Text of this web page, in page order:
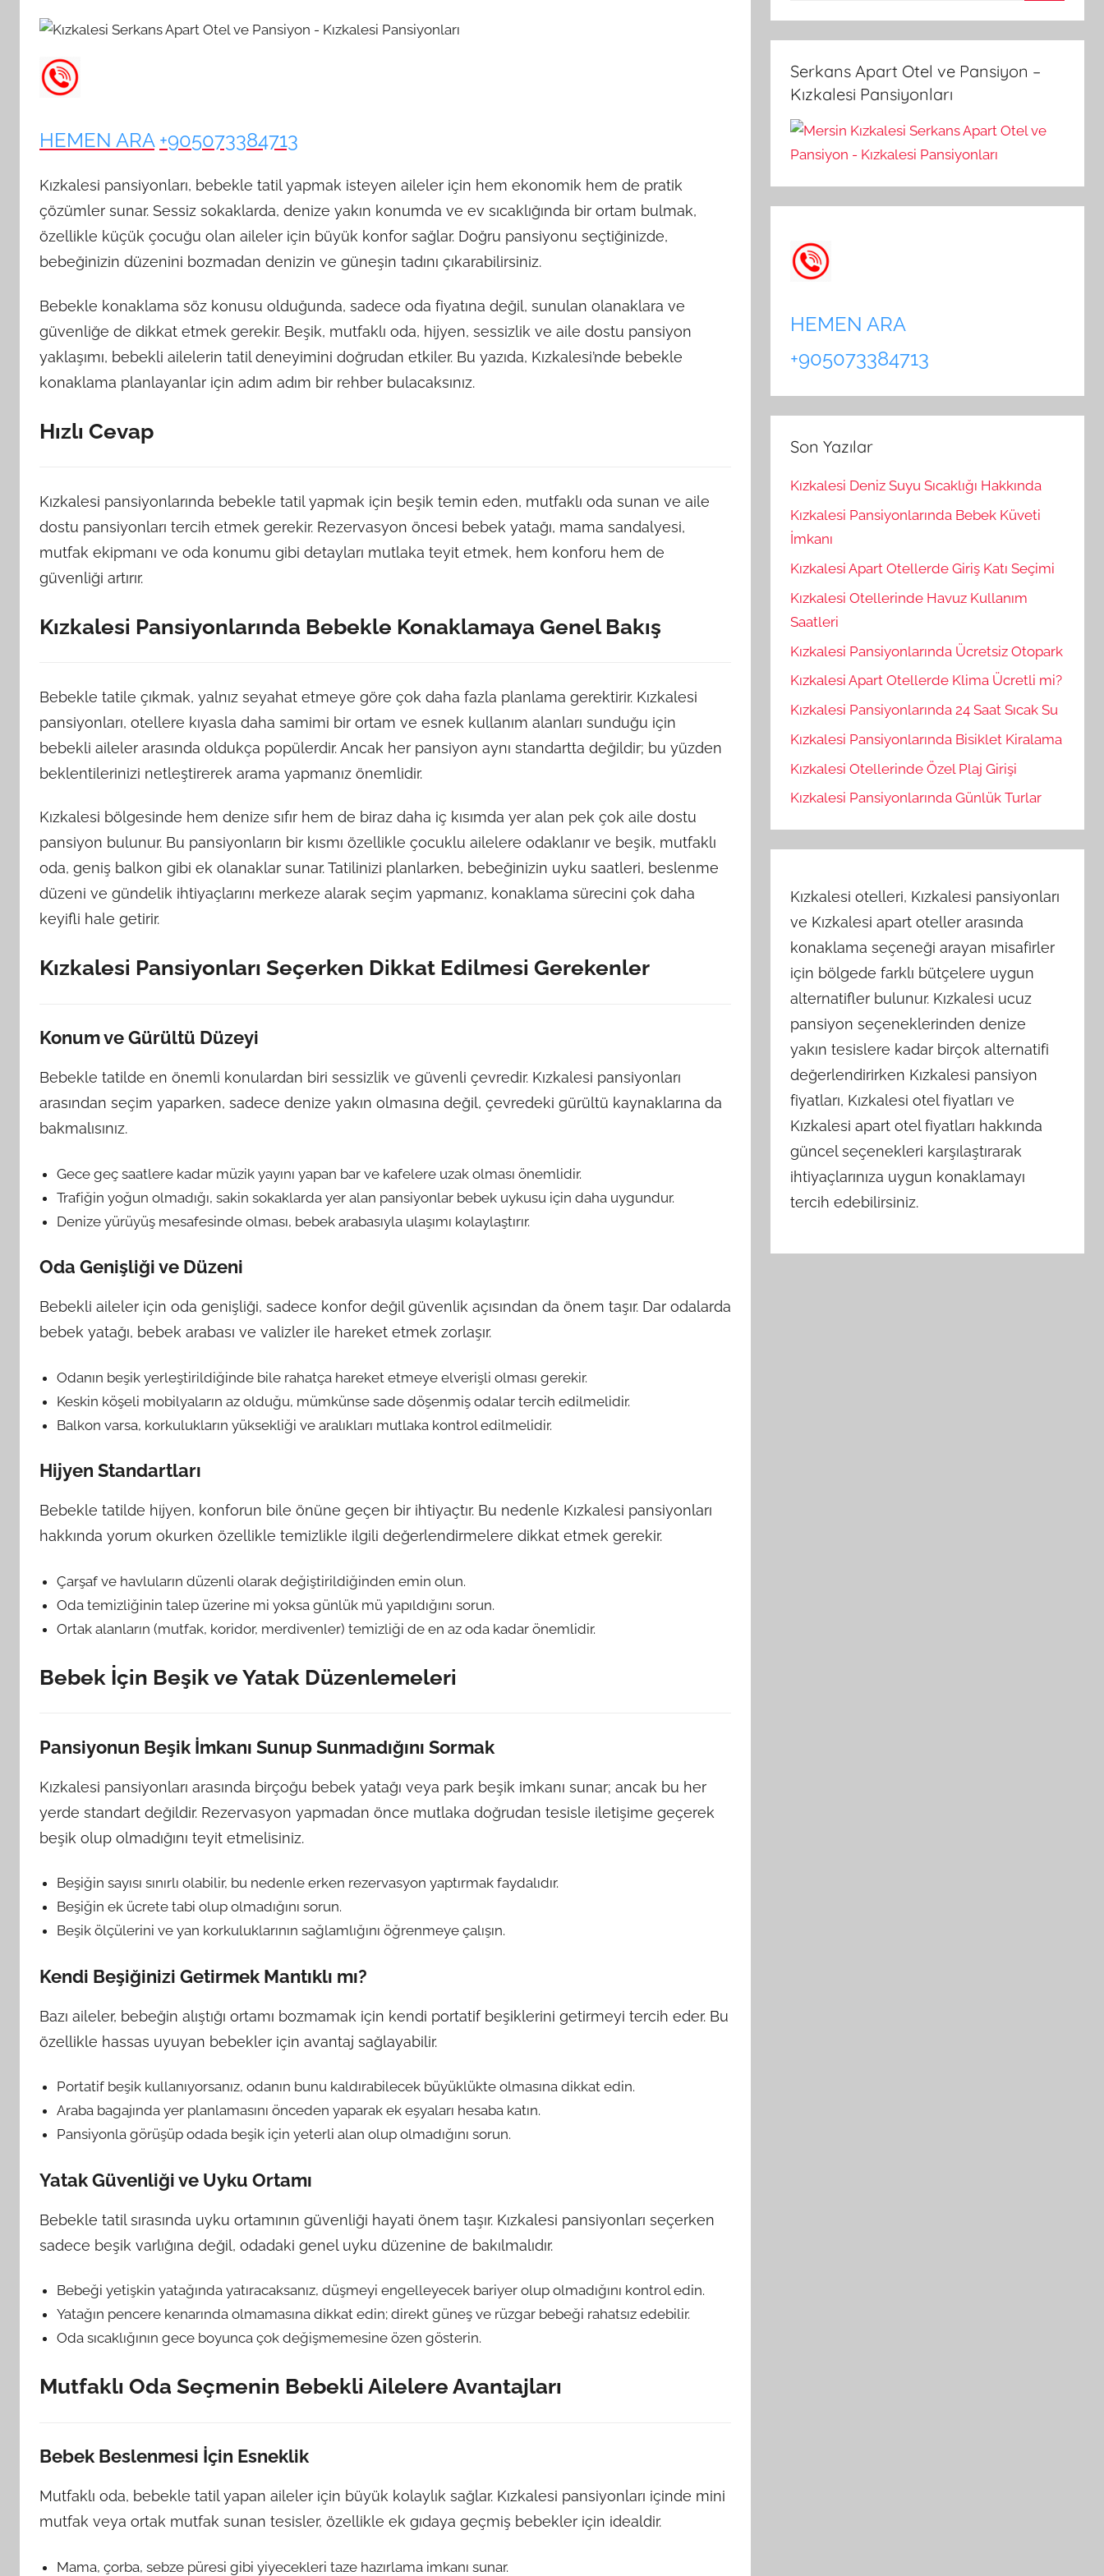
HEMEN ARA +905073384713
Kızkalesi pansiyonları, bebekle tatil yapmak isteyen aileler için hem ekonomik hem de pratik
çözümler sunar. Sessiz sokaklarda, denize yakın konumda ve ev sıcaklığında bir ortam bulmak,
özellikle küçük çocuğu olan aileler için büyük konfor sağlar. Doğru pansiyonu seçtiğinizde,
bebeğinizin düzenini bozmadan denizin ve güneşin tadını çıkarabilirsiniz.
Bebekle konaklama söz konusu olduğunda, sadece oda fiyatına değil, sunulan olanaklara ve
güvenliğe de dikkat etmek gerekir. Beşik, mutfaklı oda, hijyen, sessizlik ve aile dostu pansiyon
yaklaşımı, bebekli ailelerin tatil deneyimini doğrudan etkiler. Bu yazıda, Kızkalesi’nde bebekle
konaklama planlayanlar için adım adım bir rehber bulacaksınız.
Hızlı Cevap
Kızkalesi pansiyonlarında bebekle tatil yapmak için beşik temin eden, mutfaklı oda sunan ve aile
dostu pansiyonları tercih etmek gerekir. Rezervasyon öncesi bebek yatağı, mama sandalyesi,
mutfak ekipmanı ve oda konumu gibi detayları mutlaka teyit etmek, hem konforu hem de
güvenliği artırır.
Kızkalesi Pansiyonlarında Bebekle Konaklamaya Genel Bakış
Bebekle tatile çıkmak, yalnız seyahat etmeye göre çok daha fazla planlama gerektirir. Kızkalesi
pansiyonları, otellere kıyasla daha samimi bir ortam ve esnek kullanım alanları sunduğu için
bebekli aileler arasında oldukça popülerdir. Ancak her pansiyon aynı standartta değildir; bu yüzden
beklentilerinizi netleştirerek arama yapmanız önemlidir.
Kızkalesi bölgesinde hem denize sıfır hem de biraz daha iç kısımda yer alan pek çok aile dostu
pansiyon bulunur. Bu pansiyonların bir kısmı özellikle çocuklu ailelere odaklanır ve beşik, mutfaklı
oda, geniş balkon gibi ek olanaklar sunar. Tatilinizi planlarken, bebeğinizin uyku saatleri, beslenme
düzeni ve gündelik ihtiyaçlarını merkeze alarak seçim yapmanız, konaklama sürecini çok daha
keyifli hale getirir.
Kızkalesi Pansiyonları Seçerken Dikkat Edilmesi Gerekenler
Konum ve Gürültü Düzeyi
Bebekle tatilde en önemli konulardan biri sessizlik ve güvenli çevredir. Kızkalesi pansiyonları
arasından seçim yaparken, sadece denize yakın olmasına değil, çevredeki gürültü kaynaklarına da
bakmalısınız.
Gece geç saatlere kadar müzik yayını yapan bar ve kafelere uzak olması önemlidir.
Trafiğin yoğun olmadığı, sakin sokaklarda yer alan pansiyonlar bebek uykusu için daha uygundur.
Denize yürüyüş mesafesinde olması, bebek arabasıyla ulaşımı kolaylaştırır.
Oda Genişliği ve Düzeni
Bebekli aileler için oda genişliği, sadece konfor değil güvenlik açısından da önem taşır. Dar odalarda
bebek yatağı, bebek arabası ve valizler ile hareket etmek zorlaşır.
Odanın beşik yerleştirildiğinde bile rahatça hareket etmeye elverişli olması gerekir.
Keskin köşeli mobilyaların az olduğu, mümkünse sade döşenmiş odalar tercih edilmelidir.
Balkon varsa, korkulukların yüksekliği ve aralıkları mutlaka kontrol edilmelidir.
Hijyen Standartları
Bebekle tatilde hijyen, konforun bile önüne geçen bir ihtiyaçtır. Bu nedenle Kızkalesi pansiyonları
hakkında yorum okurken özellikle temizlikle ilgili değerlendirmelere dikkat etmek gerekir.
Çarşaf ve havluların düzenli olarak değiştirildiğinden emin olun.
Oda temizliğinin talep üzerine mi yoksa günlük mü yapıldığını sorun.
Ortak alanların (mutfak, koridor, merdivenler) temizliği de en az oda kadar önemlidir.
Bebek İçin Beşik ve Yatak Düzenlemeleri
Pansiyonun Beşik İmkanı Sunup Sunmadığını Sormak
Kızkalesi pansiyonları arasında birçoğu bebek yatağı veya park beşik imkanı sunar; ancak bu her
yerde standart değildir. Rezervasyon yapmadan önce mutlaka doğrudan tesisle iletişime geçerek
beşik olup olmadığını teyit etmelisiniz.
Beşiğin sayısı sınırlı olabilir, bu nedenle erken rezervasyon yaptırmak faydalıdır.
Beşiğin ek ücrete tabi olup olmadığını sorun.
Beşik ölçülerini ve yan korkuluklarının sağlamlığını öğrenmeye çalışın.
Kendi Beşiğinizi Getirmek Mantıklı mı?
Bazı aileler, bebeğin alıştığı ortamı bozmamak için kendi portatif beşiklerini getirmeyi tercih eder. Bu
özellikle hassas uyuyan bebekler için avantaj sağlayabilir.
Portatif beşik kullanıyorsanız, odanın bunu kaldırabilecek büyüklükte olmasına dikkat edin.
Araba bagajında yer planlamasını önceden yaparak ek eşyaları hesaba katın.
Pansiyonla görüşüp odada beşik için yeterli alan olup olmadığını sorun.
Yatak Güvenliği ve Uyku Ortamı
Bebekle tatil sırasında uyku ortamının güvenliği hayati önem taşır. Kızkalesi pansiyonları seçerken
sadece beşik varlığına değil, odadaki genel uyku düzenine de bakılmalıdır.
Bebeği yetişkin yatağında yatıracaksanız, düşmeyi engelleyecek bariyer olup olmadığını kontrol edin.
Yatağın pencere kenarında olmamasına dikkat edin; direkt güneş ve rüzgar bebeği rahatsız edebilir.
Oda sıcaklığının gece boyunca çok değişmemesine özen gösterin.
Mutfaklı Oda Seçmenin Bebekli Ailelere Avantajları
Bebek Beslenmesi İçin Esneklik
Mutfaklı oda, bebekle tatil yapan aileler için büyük kolaylık sağlar. Kızkalesi pansiyonları içinde mini
mutfak veya ortak mutfak sunan tesisler, özellikle ek gıdaya geçmiş bebekler için idealdir.
Mama, çorba, sebze püresi gibi yiyecekleri taze hazırlama imkanı sunar.
a
m
a
:
Serkans Apart Otel ve Pansiyon –
Kızkalesi Pansiyonları
HEMEN ARA
+905073384713
Son Yazılar
Kızkalesi Deniz Suyu Sıcaklığı Hakkında
Kızkalesi Pansiyonlarında Bebek Küveti
İmkanı
Kızkalesi Apart Otellerde Giriş Katı Seçimi
Kızkalesi Otellerinde Havuz Kullanım
Saatleri
Kızkalesi Pansiyonlarında Ücretsiz Otopark
Kızkalesi Apart Otellerde Klima Ücretli mi?
Kızkalesi Pansiyonlarında 24 Saat Sıcak Su
Kızkalesi Pansiyonlarında Bisiklet Kiralama
Kızkalesi Otellerinde Özel Plaj Girişi
Kızkalesi Pansiyonlarında Günlük Turlar
Kızkalesi otelleri, Kızkalesi pansiyonları
ve Kızkalesi apart oteller arasında
konaklama seçeneği arayan misafirler
için bölgede farklı bütçelere uygun
alternatifler bulunur. Kızkalesi ucuz
pansiyon seçeneklerinden denize
yakın tesislere kadar birçok alternatifi
değerlendirirken Kızkalesi pansiyon
fiyatları, Kızkalesi otel fiyatları ve
Kızkalesi apart otel fiyatları hakkında
güncel seçenekleri karşılaştırarak
ihtiyaçlarınıza uygun konaklamayı
tercih edebilirsiniz.